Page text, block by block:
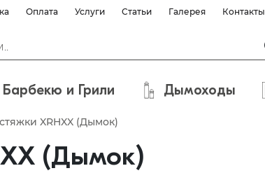
Оплата Услуги Статьи Галерея Контакты
Барбекю и Грили Дымоходы
XRHXX (Дымок)
(Дымок)